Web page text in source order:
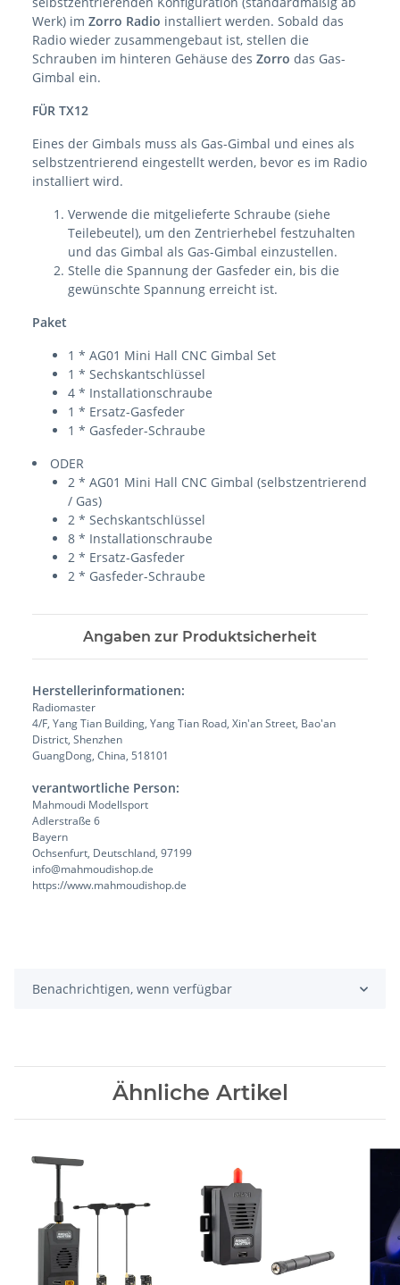
Werk) im Zorro Radio installiert werden. Sobald das
Radio wieder zusammengebaut ist, stellen die
Schrauben im hinteren Gehäuse des Zorro das Gas-
Gimbal ein.
FÜR TX12
Eines der Gimbals muss als Gas-Gimbal und eines als
selbstzentrierend eingestellt werden, bevor es im Radio
installiert wird.
Verwende die mitgelieferte Schraube (siehe
Teilebeutel), um den Zentrierhebel festzuhalten
und das Gimbal als Gas-Gimbal einzustellen.
Stelle die Spannung der Gasfeder ein, bis die
gewünschte Spannung erreicht ist.
Paket
1 * AG01 Mini Hall CNC Gimbal Set
1 * Sechskantschlüssel
4 * Installationschraube
1 * Ersatz-Gasfeder
1 * Gasfeder-Schraube
ODER
2 * AG01 Mini Hall CNC Gimbal (selbstzentrierend
/ Gas)
2 * Sechskantschlüssel
8 * Installationschraube
2 * Ersatz-Gasfeder
2 * Gasfeder-Schraube
Angaben zur Produktsicherheit
Herstellerinformationen:
Radiomaster
4/F, Yang Tian Building, Yang Tian Road, Xin'an Street, Bao'an
District, Shenzhen
GuangDong, China, 518101
verantwortliche Person:
Mahmoudi Modellsport
Adlerstraße 6
Bayern
Ochsenfurt, Deutschland, 97199
info@mahmoudishop.de
https://www.mahmoudishop.de
Benachrichtigen, wenn verfügbar
Ähnliche Artikel